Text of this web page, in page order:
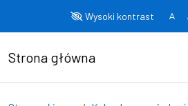
Wysoki kontrast
Strona główna